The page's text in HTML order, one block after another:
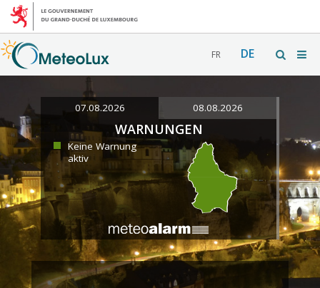
FR DE
07.08.2026 08.08.2026
WARNUNGEN
Keine Warnung
aktiv